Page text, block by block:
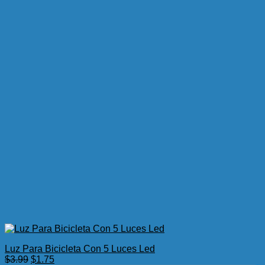
Luz Para Bicicleta Con 5 Luces Led
$3.99 El
$1.75El